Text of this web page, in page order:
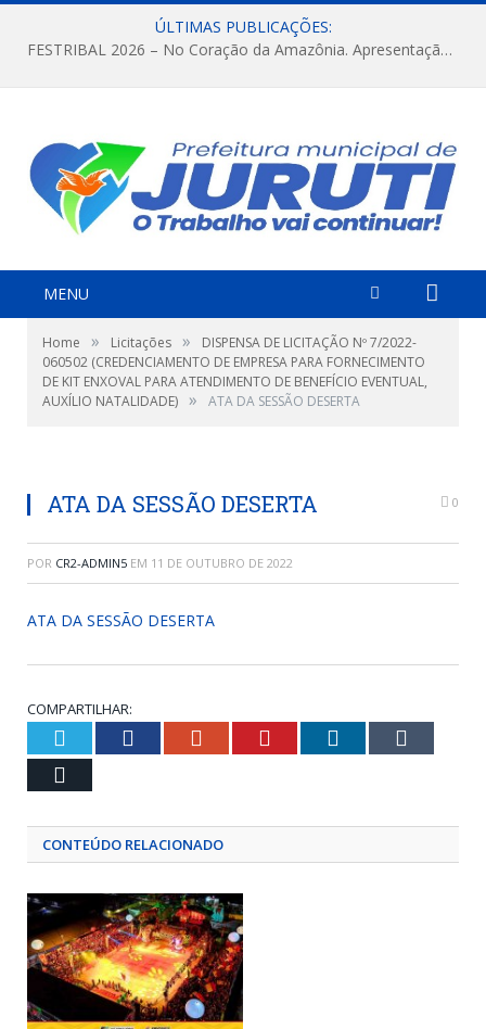
ÚLTIMAS PUBLICAÇÕES:
FESTRIBAL 2026 – No Coração da Amazônia. Apresentação da Munduruku.
MENU
Home » Licitações »
DISPENSA DE LICITAÇÃO Nº 7/2022-
060502 (CREDENCIAMENTO DE EMPRESA PARA FORNECIMENTO
DE KIT ENXOVAL PARA ATENDIMENTO DE BENEFÍCIO EVENTUAL,
AUXÍLIO NATALIDADE) » ATA DA SESSÃO DESERTA
ATA DA SESSÃO DESERTA 0
POR CR2-ADMIN5 EM 11 DE OUTUBRO DE 2022
ATA DA SESSÃO DESERTA
COMPARTILHAR:
Twitter Facebook Google+ Pinterest LinkedIn
CONTEÚDO RELACIONADO